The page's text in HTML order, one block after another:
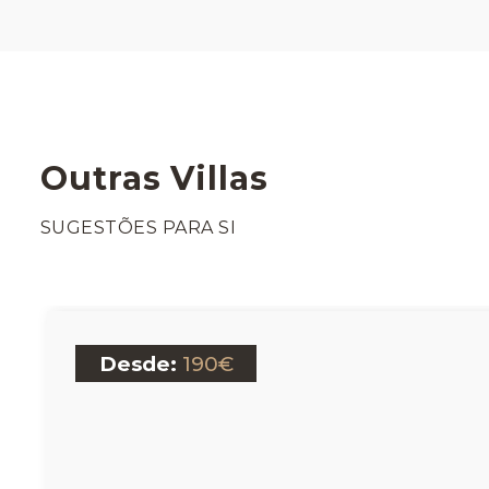
Outras Villas
SUGESTÕES PARA SI
Desde: 190€